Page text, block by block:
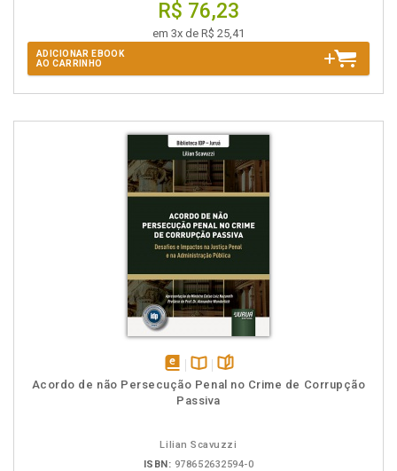
R$ 76,23
em 3x de R$ 25,41
ADICIONAR EBOOK
AO CARRINHO
disponível
em
Disponível
na
páginas
Acordo de não Persecução Penal no Crime de Corrupção
Passiva
Lilian Scavuzzi
ISBN: 978652632594-0